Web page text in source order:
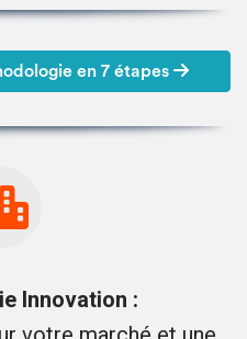
en 7 étapes
Innovation :